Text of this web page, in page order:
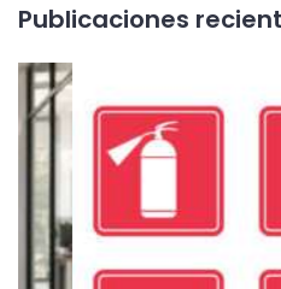
Publicaciones